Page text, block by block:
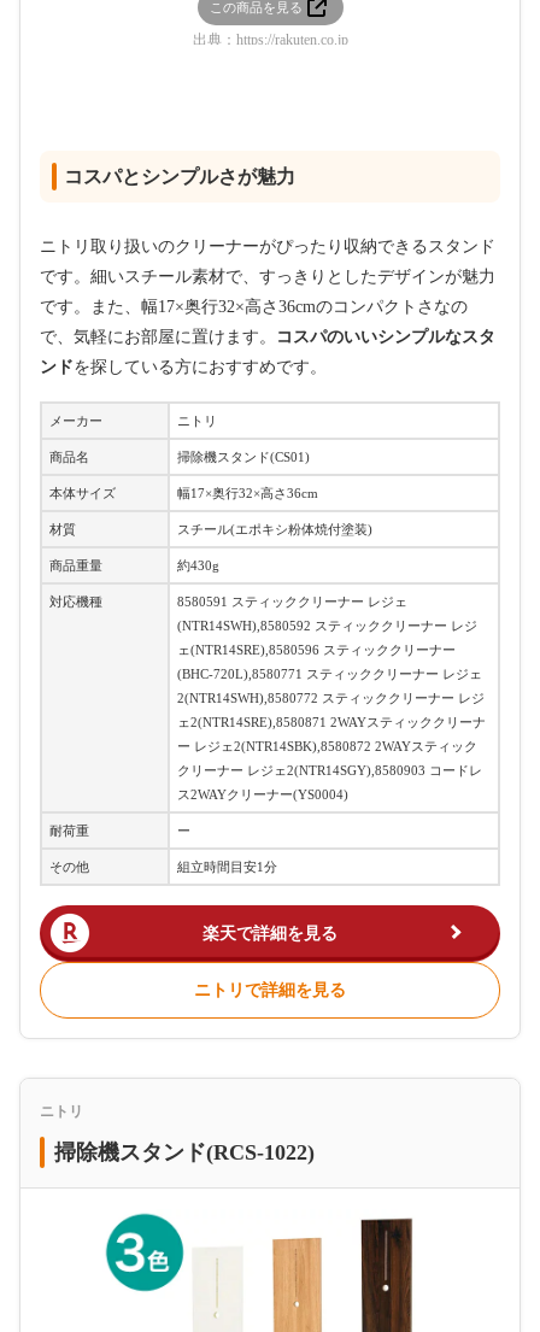
この商品を見る
出典： https://rakuten.co.jp
コスパとシンプルさが魅力
ニトリ取り扱いのクリーナーがぴったり収納できるスタンド
です。細いスチール素材で、すっきりとしたデザインが魅力
です。また、幅17×奥行32×高さ36cmのコンパクトさなの
で、気軽にお部屋に置けます。
コスパのいいシンプルなスタ
ンドを探している方におすすめです。
メーカー ニトリ
商品名 掃除機スタンド(CS01)
本体サイズ 幅17×奥行32×高さ36cm
材質 スチール(エポキシ粉体焼付塗装)
商品重量 約430g
対応機種
8580591 スティッククリーナー レジェ
(NTR14SWH),8580592 スティッククリーナー レジ
ェ(NTR14SRE),8580596 スティッククリーナー
(BHC-720L),8580771 スティッククリーナー レジェ
2(NTR14SWH),8580772 スティッククリーナー レジ
ェ2(NTR14SRE),8580871 2WAYスティッククリーナ
ー レジェ2(NTR14SBK),8580872 2WAYスティック
クリーナー レジェ2(NTR14SGY),8580903 コードレ
ス2WAYクリーナー(YS0004)
耐荷重 ー
その他 組立時間目安1分
楽天で詳細を見る
ニトリで詳細を見る
ニトリ
掃除機スタンド(RCS-1022)